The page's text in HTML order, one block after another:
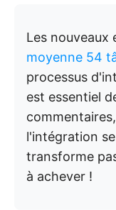
Les nouveaux
moyenne 54
processus
est essentiel
l'intégration
transforme
à achever !